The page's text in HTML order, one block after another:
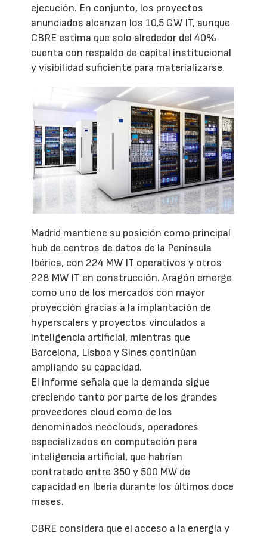
ejecución. En conjunto, los proyectos
anunciados alcanzan los 10,5 GW IT, aunque
CBRE estima que solo alrededor del 40%
cuenta con respaldo de capital institucional
y visibilidad suficiente para materializarse.
Madrid mantiene su posición como principal
hub de centros de datos de la Península
Ibérica, con 224 MW IT operativos y otros
228 MW IT en construcción. Aragón emerge
como uno de los mercados con mayor
proyección gracias a la implantación de
hyperscalers y proyectos vinculados a
inteligencia artificial, mientras que
Barcelona, Lisboa y Sines continúan
ampliando su capacidad.
El informe señala que la demanda sigue
creciendo tanto por parte de los grandes
proveedores cloud como de los
denominados neoclouds, operadores
especializados en computación para
inteligencia artificial, que habrían
contratado entre 350 y 500 MW de
capacidad en Iberia durante los últimos doce
meses.
CBRE considera que el acceso a la energía y